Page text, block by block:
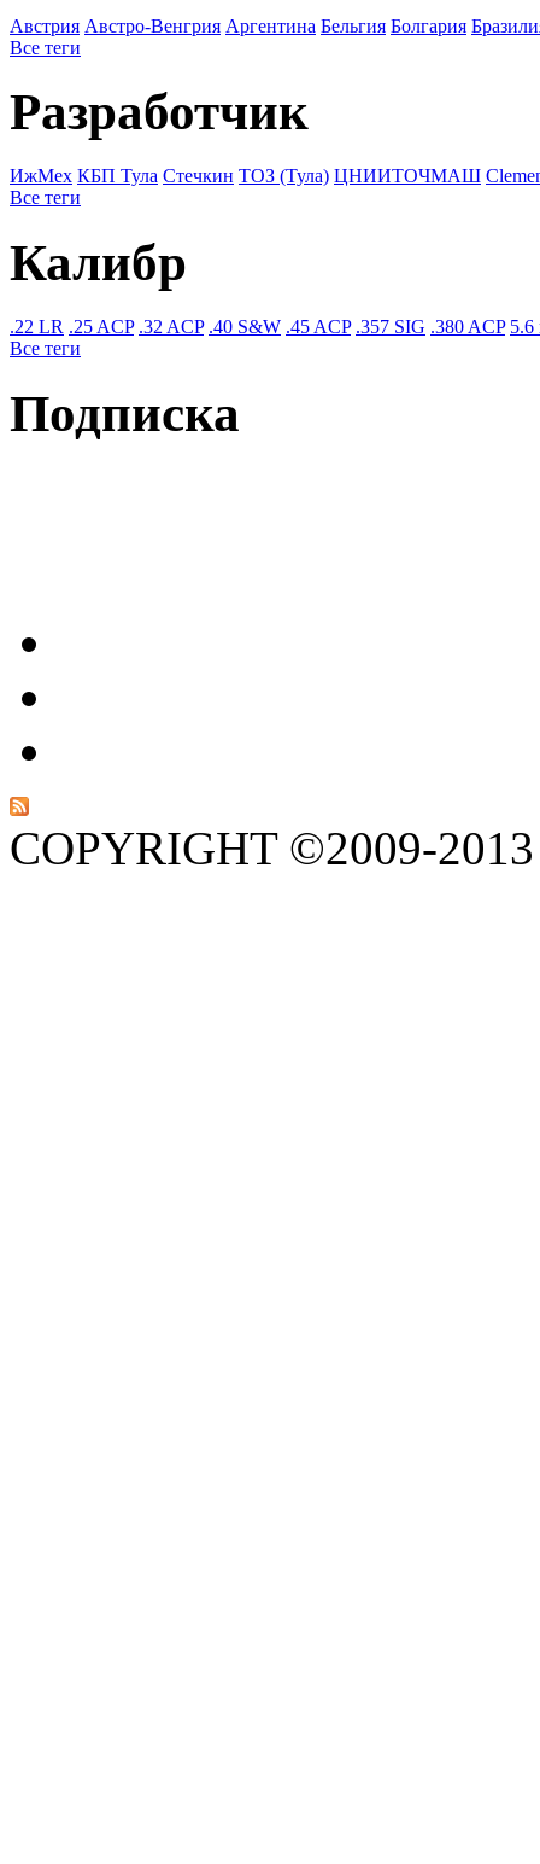
Австрия Австро-Венгрия Аргентина Бельгия Болгария
Все теги
Разработчик
ИжМех КБП Тула Стечкин ТОЗ (Тула) ЦНИИТОЧМАШ
Все теги
Калибр
.22 LR .25 ACP .32 ACP .40 S&W .45 ACP .357 SIG .380 ACP
Все теги
Подписка
COPYRIGHT ©2009-